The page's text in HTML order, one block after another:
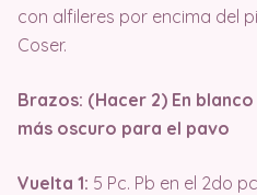
con alfileres por encima del
Coser.
Brazos: (Hacer 2) En
más oscuro para el pavo
Vuelta 1: 5 Pc. Pb en el 2do